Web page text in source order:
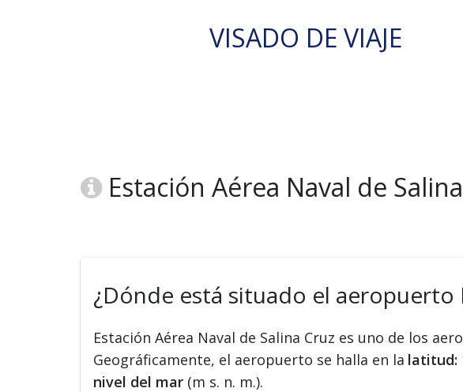
VISADO DE VIAJE
Estación Aérea Naval de
¿Dónde está situado el aeropuerto
Estación Aérea Naval de Salina Cruz es uno de los
Geográficamente, el aeropuerto se halla en la latitud:
nivel del mar (m s. n. m.).